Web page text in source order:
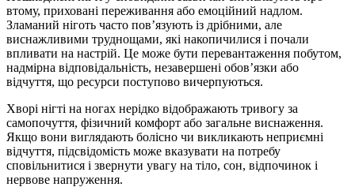
втому, приховані переживання або емоційний надлом.
Зламаний ніготь часто пов’язують із дрібними, але
виснажливими труднощами, які накопичилися і почали
впливати на настрій. Це може бути перевантаження побутом,
надмірна відповідальність, незавершені обов’язки або
відчуття, що ресурси поступово вичерпуються.
Хворі нігті на ногах нерідко відображають тривогу за
самопочуття, фізичний комфорт або загальне виснаження.
Якщо вони виглядають болісно чи викликають неприємні
відчуття, підсвідомість може вказувати на потребу
сповільнитися і звернути увагу на тіло, сон, відпочинок і
нервове напруження.